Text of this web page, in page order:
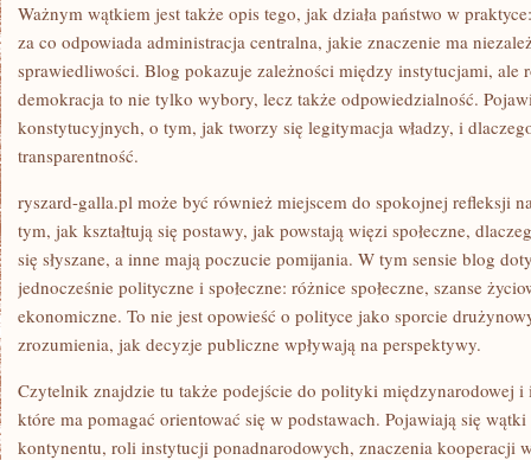
Ważnym wątkiem jest także opis tego, jak działa państwo w
za co odpowiada administracja centralna, jakie znaczenie ma
sprawiedliwości. Blog pokazuje zależności między instytucjami, ale
demokracja to nie tylko wybory, lecz także odpowiedzialność.
konstytucyjnych, o tym, jak tworzy się legitymacja władzy, i
transparentność.
ryszard-galla.pl może być również miejscem do spokojnej refleksji
tym, jak kształtują się postawy, jak powstają więzi społeczne,
się słyszane, a inne mają poczucie pomijania. W tym sensie blog
jednocześnie polityczne i społeczne: różnice społeczne, szanse
ekonomiczne. To nie jest opowieść o polityce jako sporcie
zrozumienia, jak decyzje publiczne wpływają na perspektywy.
Czytelnik znajdzie tu także podejście do polityki międzynarodowej
które ma pomagać orientować się w podstawach. Pojawiają się
kontynentu, roli instytucji ponadnarodowych, znaczenia kooperacji